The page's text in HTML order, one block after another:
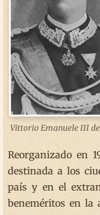
Vittorio Emanuele III
Reorganizado en
destinada a los
país y en el
beneméritos en la